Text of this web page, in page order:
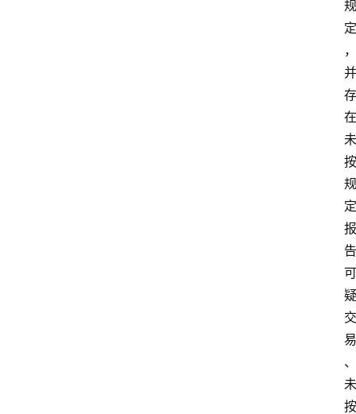
规
定
，
并
存
在
未
按
规
定
报
告
可
疑
交
易
、
未
按